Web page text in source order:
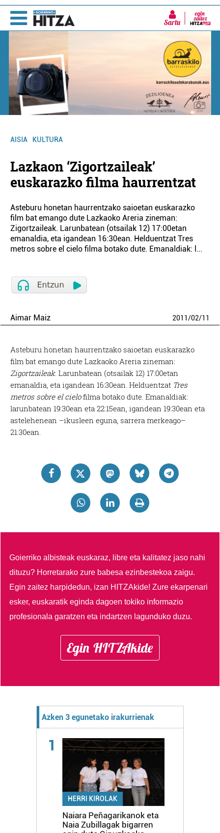
Sartu
AISIA KULTURA
Lazkaon ‘Zigortzaileak’
euskarazko filma haurrentzat
Asteburu honetan haurrentzako saioetan euskarazko
film bat emango dute Lazkaoko Areria zineman:
Zigortzaileak. Larunbatean (otsailak 12) 17:00etan
emanaldia, eta igandean 16:30ean. Helduentzat Tres
metros sobre el cielo filma botako dute. Emanaldiak: l...
Aimar Maiz 2011/02/11
Asteburu honetan haurrentzako saioetan euskarazko
film bat emango dute Lazkaoko Areria zineman:
Zigortzaileak. Larunbatean (otsailak 12) 17:00etan
emanaldia, eta igandean 16:30ean. Helduentzat Tres
metros sobre el cielofilma botako dute. Emanaldiak:
larunbatean 19:30ean eta 22:15ean, igandean 19:30ean eta
astelehenean –ikusleen eguna, sarrera merkeago–
21:30ean.
Goierriko albisteak euskaraz, libre eta kalitatez jaso nahi
dituzu? Horretarako zure babesa ezinbestekoa zaigu.
Egin zaitez harpidedun, izan HITZAkide!Zure ekarpenari
esker, euskaratik eginda dagoen tokiko informazio
profesionala garatzen eta indartzen lagunduko duzu.
Egin HITZAkide
Azken 3 egunetako irakurrienak
1
HERRI KIROLAK
Naiara Peñagarikanok eta
Naia Zubillagak bigarren